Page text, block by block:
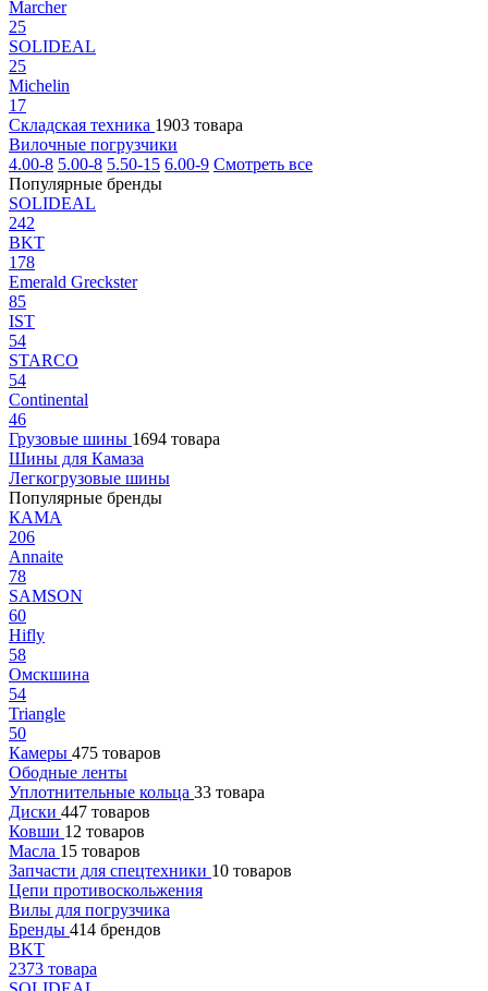
Marcher
25
SOLIDEAL
25
Michelin
17
Складская техника 1903 товара
Вилочные погрузчики
4.00-8 5.00-8 5.50-15 6.00-9 Смотреть все
Популярные бренды
SOLIDEAL
242
BKT
178
Emerald Greckster
85
IST
54
STARCO
54
Continental
46
Грузовые шины 1694 товара
Шины для Камаза
Легкогрузовые шины
Популярные бренды
КАМА
206
Annaite
78
SAMSON
60
Hifly
58
Омскшина
54
Triangle
50
Камеры 475 товаров
Ободные ленты
Уплотнительные кольца 33 товара
Диски 447 товаров
Ковши 12 товаров
Масла 15 товаров
Запчасти для спецтехники 10 товаров
Цепи противоскольжения
Вилы для погрузчика
Бренды 414 брендов
BKT
2373 товара